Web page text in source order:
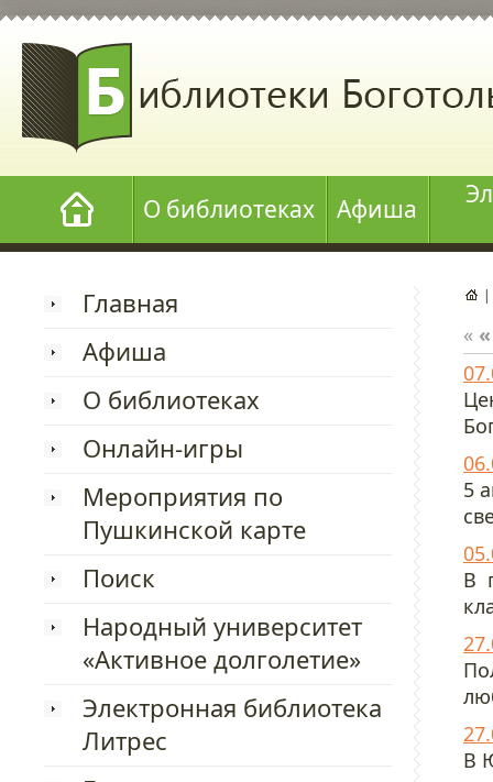
О библиотеках Афиша
Главная
Афиша
О библиотеках
Онлайн-игры
Мероприятия по
Пушкинской карте
Поиск
Народный университет
«Активное долголетие»
Электронная библиотека
Литрес
|
«
5
В
В